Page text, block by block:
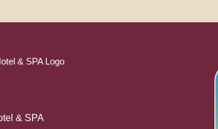
& SPA